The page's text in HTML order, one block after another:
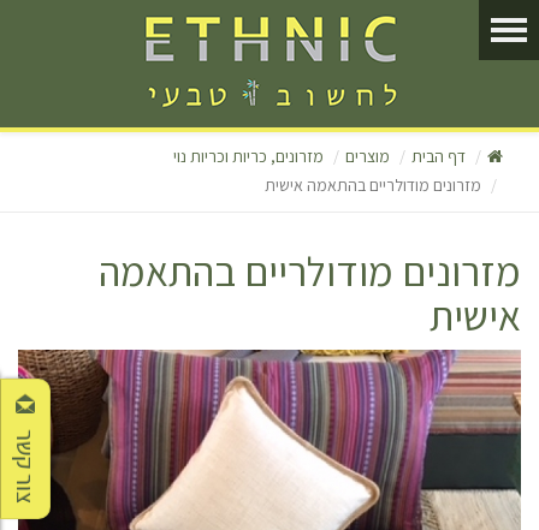
דף הבית מוצרים
מזרונים, כריות וכריות נוי
מזרונים מודולריים בהתאמה אישית
מזרונים מודולריים בהתאמה
אישית
צור קשר